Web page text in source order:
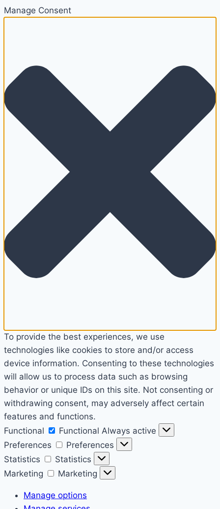
Manage Consent
To provide the best experiences, we use
technologies like cookies to store and/or access
device information. Consenting to these technologies
will allow us to process data such as browsing
behavior or unique IDs on this site. Not consenting or
withdrawing consent, may adversely affect certain
features and functions.
Functional
Functional Always active
Preferences
Preferences
Statistics
Statistics
Marketing
Marketing
Manage options